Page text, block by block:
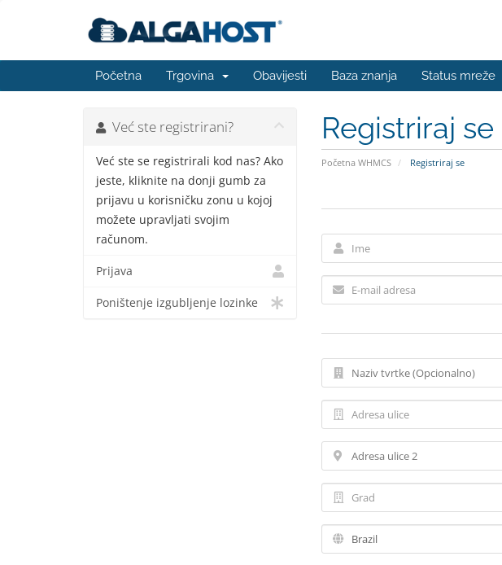
Početna Trgovina Obavijesti Baza znanja Status mreže
Registriraj se
Početna WHMCS Registriraj se
Već ste registrirani?
Već ste se registrirali kod nas? Ako
jeste, kliknite na donji gumb za
prijavu u korisničku zonu u kojoj
možete upravljati svojim
računom.
Prijava
Poništenje izgubljenje lozinke